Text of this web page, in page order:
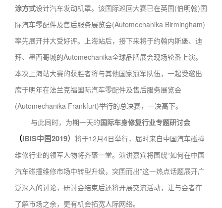
涂方式设计汽车发动机罩。该国际巡回大赛已在英国(伯明翰)国
际汽车零配件及售后服务展览会(Automechanika Birmingham)
率先展开并大受好评。上海站后，接下来将于约翰内斯堡、迪
拜、墨西哥城的Automechanika全球品牌展会现场轮番上演。
本次上海站大赛的获胜者将与其他国家冠军队伍，一起受邀出
席于明年在法兰克福国际汽车零配件及售后服务展览会
(Automechanika Frankfurt)举行的总决赛，一决高下。
与此同时，为期一天的国际车身修复行业专题研讨会
（IBIS中国2019） 将于12月4日举行，届时来自中国汽车碰撞
维修行业的领军人物将齐聚一堂。演讲嘉宾将围绕“如何在中国
汽车碰撞维修市场中转型升级，突围而出”这一热点话题展开广
泛深入的讨论，研讨会结束后还将开展交流活动，让与会者在
了解市场之余，更有机会拓宽人际网络。